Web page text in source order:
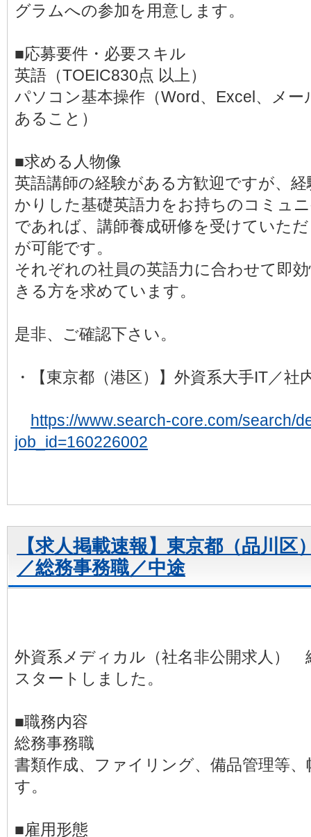
グラムへの参加を用意します。
■応募要件・必要スキル
英語（TOEIC830点 以上）
パソコン基本操作（Word、Excel、メ
あること）
■求める人物像
英語講師の経験がある方歓迎ですが、
かりした基礎英語力をお持ちのコミュ
であれば、講師養成研修を受けていた
が可能です。
それぞれの社員の英語力に合わせて即
きる方を求めています。
是非、ご確認下さい。
・【東京都（港区）】外資系大手IT／
https://www.search-core.com/search/
job_id=160226002
【求人掲載速報】東京都（品川
／総務事務職／中途
外資系メディカル（社名非公開求人）
スタートしました。
■職務内容
総務事務職
書類作成、ファイリング、備品管理等
す。
■雇用形態